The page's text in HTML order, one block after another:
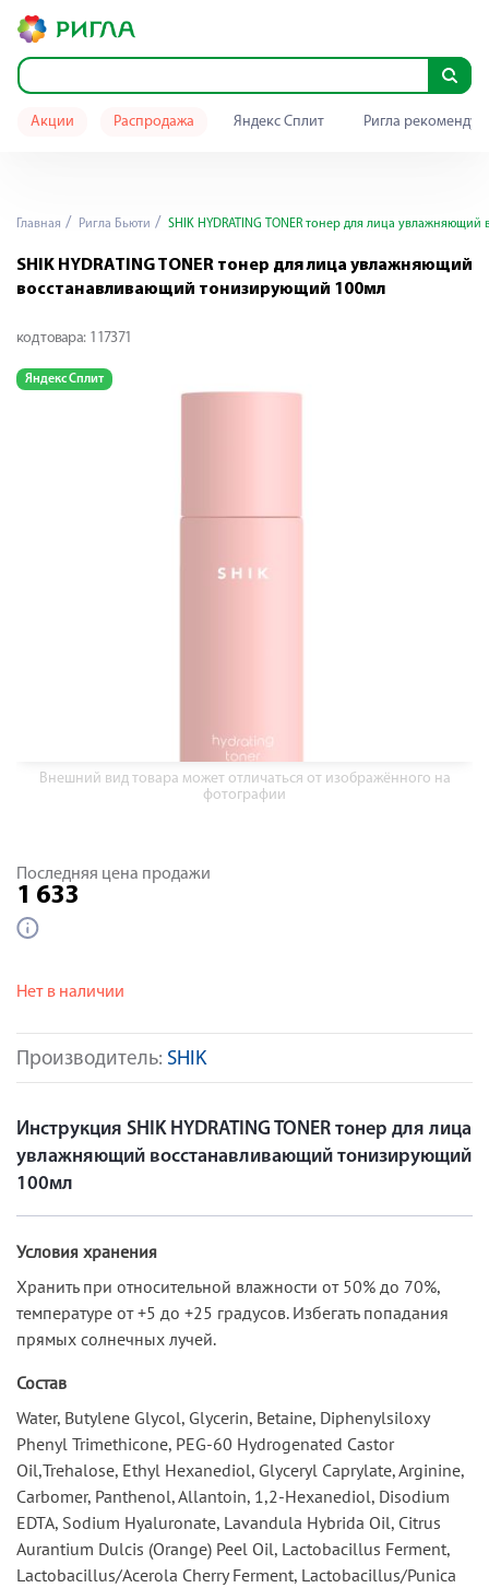
Акции Распродажа Яндекс Сплит Ригла
Главная Ригла Бьюти SHIK HYDRATING TONER тонер для лица
SHIK HYDRATING TONER тонер для лица увлажняющий
восстанавливающий тонизирующий 100мл
код товара: 117371
Яндекс Сплит
Внешний вид товара может отличаться от изображённого на
фотографии
Производитель: SHIK
Последняя цена продажи
1 633
Нет в наличии
Инструкция SHIK HYDRATING TONER тонер для лица
увлажняющий восстанавливающий тонизирующий
100мл
Условия хранения
Хранить при относительной влажности от 50% до 70%,
температуре от +5 до +25 градусов. Избегать попадания
прямых солнечных лучей.
Состав
Water, Butylene Glycol, Glycerin, Betaine, Diphenylsiloxy
Phenyl Trimethicone, PEG-60 Hydrogenated Castor
Oil,Trehalose, Ethyl Hexanediol, Glyceryl Caprylate, Arginine,
Carbomer, Panthenol, Allantoin, 1,2-Hexanediol, Disodium
EDTA, Sodium Hyaluronate, Lavandula Hybrida Oil, Citrus
Aurantium Dulcis (Orange) Peel Oil, Lactobacillus Ferment,
Lactobacillus/Acerola Cherry Ferment, Lactobacillus/Punica